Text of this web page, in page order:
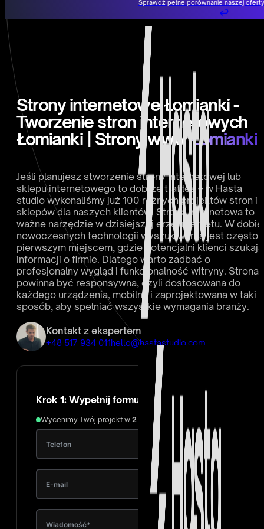
Sprawdź pełne porównanie naszej
Strony internetowe Łomianki -
Tworzenie stron internetowych
Łomianki | Strony wwwŁomianki
Jeśli planujesz stworzenie strony internetowej lub
sklepu internetowego to dobrze trafiłeś – w Hasta
studio wykonaliśmy już 100 różnych projektów stron i
sklepów dla naszych klientów. Strona internetowa to
ważne narzędzie w dzisiejszej erze internetu. W dobie
nowoczesnych technologii wyszukiwarka jest często
pierwszym miejscem, gdzie potencjalni klienci szukają
informacji o firmie. Dlatego warto zadbać o
profesjonalny wygląd i funkcjonalność witryny. Strona
powinna być responsywna, czyli dostosowana do
każdego urządzenia, mobilny i zaprojektowana w taki
sposób, aby spełniać wszystkie wymagania branży.
Kontakt z ekspertem
+48 517 934 011 hello@hastastudio.com
Krok 1: Wypełnij formularz
Wycenimy Twój projekt w 2 godziny